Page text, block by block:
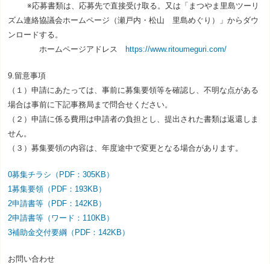
※応募書類は、応募先で直接受け取る。又は「まつやま里島ツーリ
ズム連絡協議会ホームページ（瀬戸内・松山 里島めぐり）」からダウ
ンロードする。
ホームページアドレス
https://www.ritoumeguri.com/
9.留意事項
（１）申請にあたっては、事前に募集要領等を確認し、不明な点がある
場合は事前に下記事務局まで問合せください。
（２）申請に係る費用は申請者の負担とし、提出された書類は返還しま
せん。
（３）募集要領の内容は、年度途中で変更となる場合があります。
0募集チラシ（PDF：305KB）
1募集要領（PDF：193KB）
2申請書等（PDF：142KB）
2申請書等（ワード：110KB）
3補助金交付要綱（PDF：142KB）
お問い合わせ